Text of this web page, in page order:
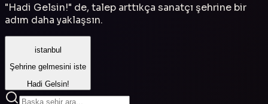
"Hadi Gelsin!" de, talep arttıkça sanatçı şehrine bir
adım daha yaklaşsın.
istanbul
Şehrine gelmesini iste
Hadi Gelsin!